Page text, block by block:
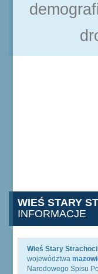
WIEŚ STARY
INFORMACJE
Wieś Stary
województwa
Narodowego Spisu